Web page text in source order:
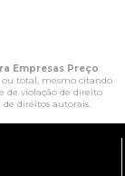
Empresas Preço
ou total, mesmo citando
de violação de direito
de direitos autorais.